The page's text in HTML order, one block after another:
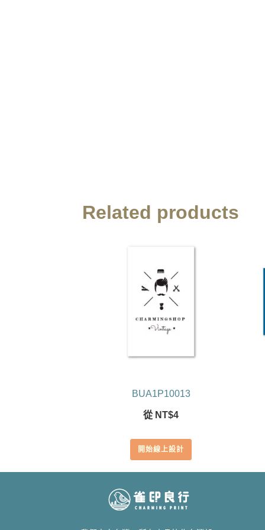
Related products
BUA1P10013
從 NT$4
開始線上設計